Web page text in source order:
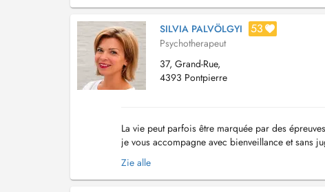
SILVIA PALVÖLGYI 53
Psychotherapeut
37, Grand-Rue,
4393 Pontpierre
La vie peut parfois être marquée par des
je vous accompagne avec bienveillance et sans
ressources et à retrouver un équilibre durable. ...
Zie alle